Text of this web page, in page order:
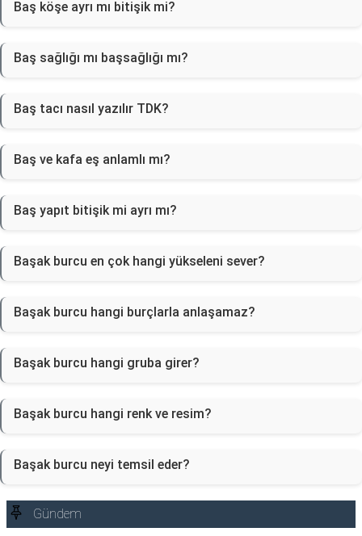
Baş köşe ayrı mı bitişik mi?
Baş sağlığı mı başsağlığı mı?
Baş tacı nasıl yazılır TDK?
Baş ve kafa eş anlamlı mı?
Baş yapıt bitişik mi ayrı mı?
Başak burcu en çok hangi yükseleni sever?
Başak burcu hangi burçlarla anlaşamaz?
Başak burcu hangi gruba girer?
Başak burcu hangi renk ve resim?
Başak burcu neyi temsil eder?
Gündem